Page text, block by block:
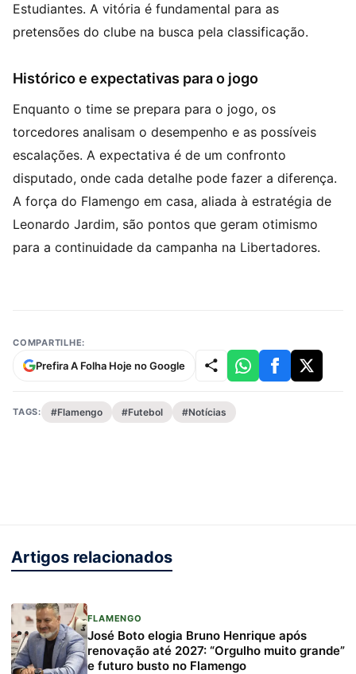
Estudiantes. A vitória é fundamental para as
pretensões do clube na busca pela classificação.
Histórico e expectativas para o jogo
Enquanto o time se prepara para o jogo, os
torcedores analisam o desempenho e as possíveis
escalações. A expectativa é de um confronto
disputado, onde cada detalhe pode fazer a diferença.
A força do Flamengo em casa, aliada à estratégia de
Leonardo Jardim, são pontos que geram otimismo
para a continuidade da campanha na Libertadores.
COMPARTILHE:
Prefira A Folha Hoje no Google
TAGS: #Flamengo #Futebol #Notícias
Artigos relacionados
FLAMENGO
José Boto elogia Bruno Henrique após
renovação até 2027: “Orgulho muito grande”
e futuro busto no Flamengo